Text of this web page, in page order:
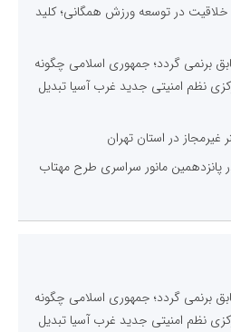
خلاقیت در توسعه ورزش همگانی؛ کلید
برنمی گردد؛ جمهوری اسلامی چگونه
نظم امنیتی جدید غرب آسیا تبدیل
در پانزدهمین مانور سراسری طرح مهتاب
برنمی گردد؛ جمهوری اسلامی چگونه
نظم امنیتی جدید غرب آسیا تبدیل